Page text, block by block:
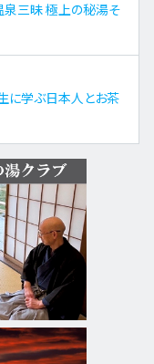
泉三昧 極上の秘湯そ
に学ぶ日本人とお茶